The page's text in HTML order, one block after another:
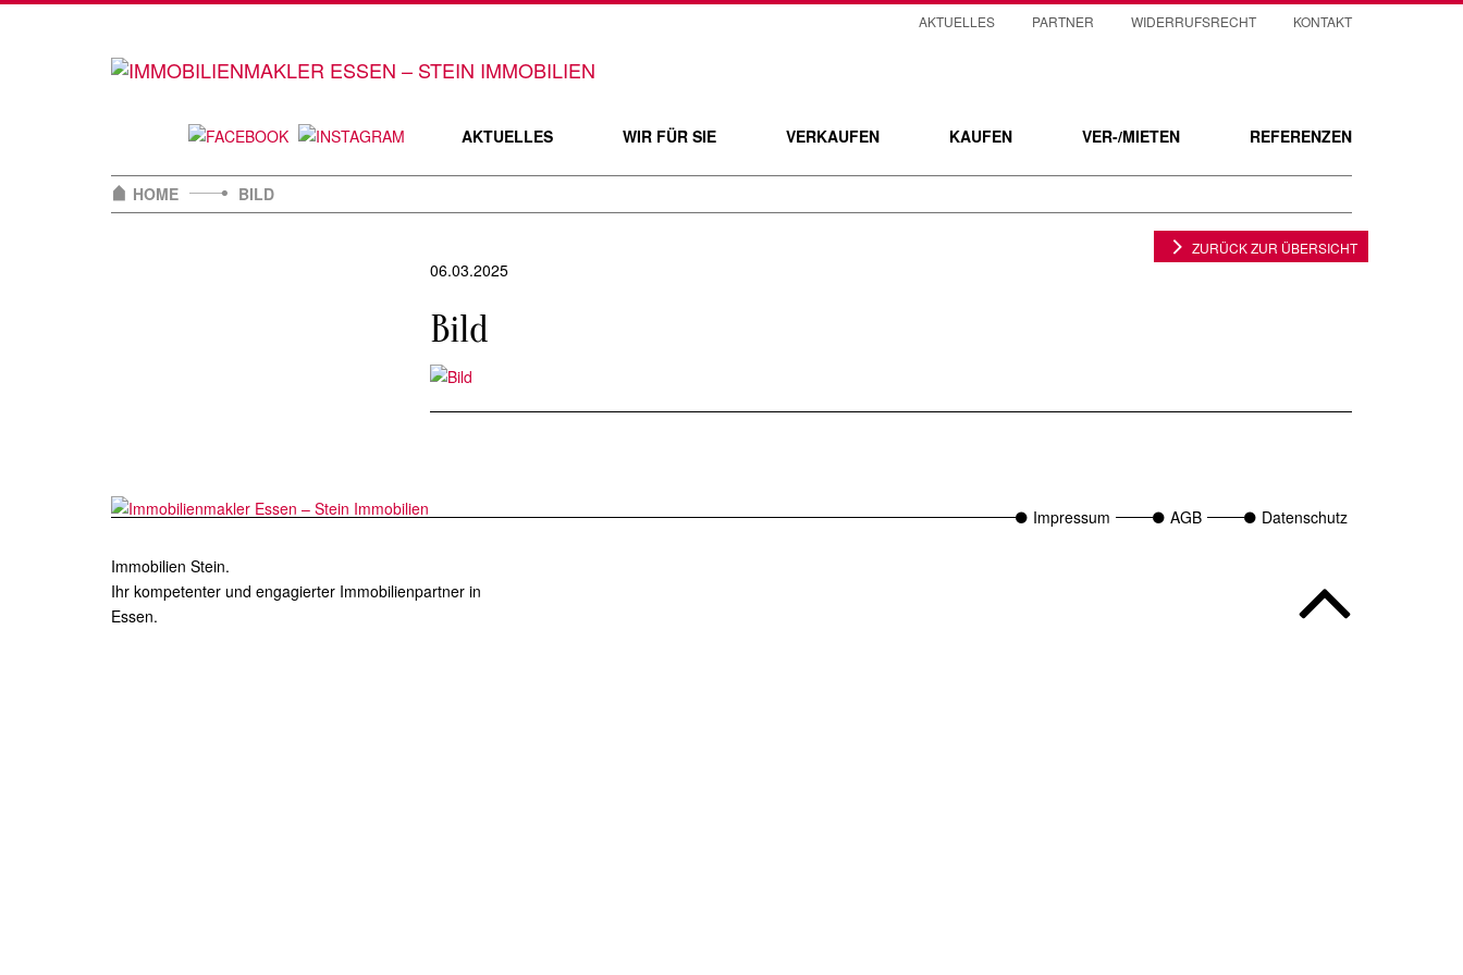
AKTUELLES WIR FÜR SIE VERKAUFEN KAUFEN VER-/MIETEN REFERENZEN
AKTUELLES PARTNER WIDERRUFSRECHT KONTAKT
HOME BILD
06.03.2025
Bild
ZURÜCK ZUR ÜBERSICHT
Immobilien Stein.
Ihr kompetenter und engagierter Immobilienpartner in
Essen.
Impressum AGB Datenschutz